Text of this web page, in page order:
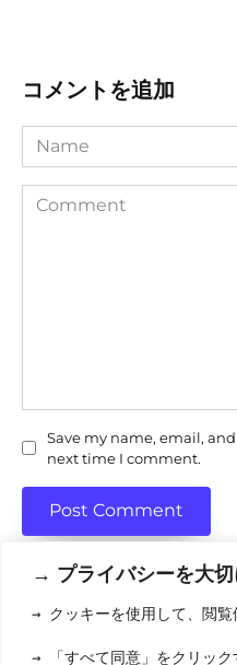
→ プライバシーを大
→ クッキーを使用して、閲覧
→ 「すべて同意」をクリック
コメントを追加
Name
Comment
Save my name, email,
next time I comment.
利用規約(りようきやく